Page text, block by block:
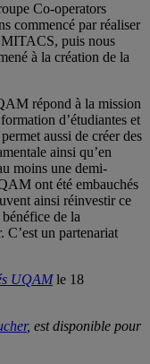
Co-operators
commencé par réaliser
MITACS, puis nous
à la création de la
répond à la mission
d’étudiantes et
aussi de créer des
ainsi qu’en
moins une demi-
ont été embauchés
ainsi réinvestir ce
de la
un partenariat
UQAMle 18
, est disponible pour